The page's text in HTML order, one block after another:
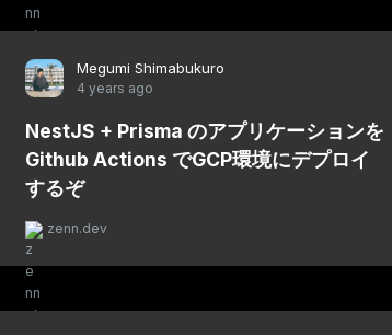
Megumi Shimabukuro
4 years ago
NestJS + Prisma のアプリケーションを
Github Actions でGCP環境にデプロイ
するぞ
zenn.dev